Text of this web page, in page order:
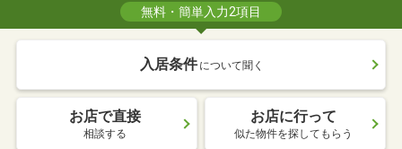
無料・簡単入力2項目
入居条件 について聞く
お店で直接
相談する
お店に行って
似た物件を探してもらう